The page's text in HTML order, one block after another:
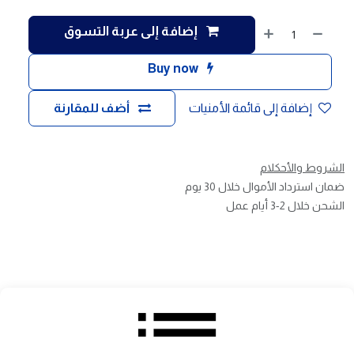
إضافة إلى عربة التسوق
Buy now
أضف للمقارنة إضافة إلى قائمة الأمنيات
الشروط والأحكلام
ضمان استرداد الأموال خلال 30 يوم
الشحن خلال 2-3 أيام عمل